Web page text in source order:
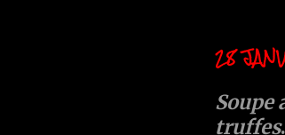
28
Soupe
truffes